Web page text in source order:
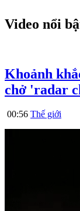
Video nổi
Khoảnh
chở 'radar
00:56 Thế giới